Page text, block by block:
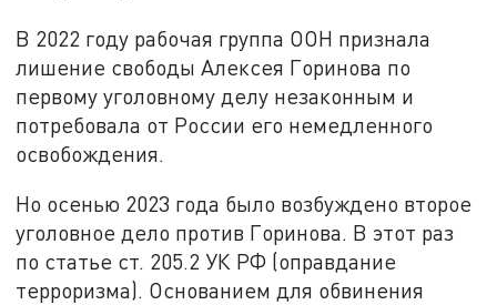
В 2022 году рабочая группа ООН признала
лишение свободы Алексея Горинова по
первому уголовному делу незаконным и
потребовала от России его немедленного
освобождения.
Но осенью 2023 года было возбуждено второе
уголовное дело против Горинова. В этот раз
по статье ст. 205.2 УК РФ (оправдание
терроризма). Основанием для обвинения